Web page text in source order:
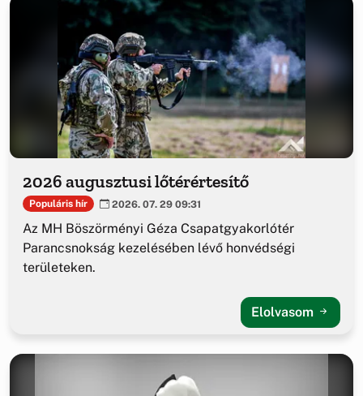
2026 augusztusi lőtérértesítő
Populáris hír 2026. 07. 29 09:31
Az MH Böszörményi Géza Csapatgyakorlótér
Parancsnokság kezelésében lévő honvédségi
területeken.
Elolvasom